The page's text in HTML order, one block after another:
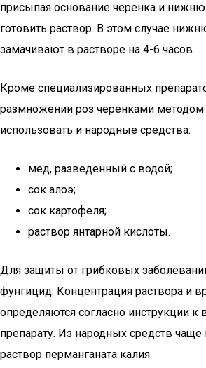
присыпая основание черенка и
готовить раствор. В этом случае
замачивают в растворе на 4-6 часов.
Кроме специализированных
размножении роз черенками
использовать и народные средства:
мед, разведенный с водой;
сок алоэ;
сок картофеля;
раствор янтарной кислоты.
Для защиты от грибковых
фунгицид. Концентрация раствора и
определяются согласно инструкции
препарату. Из народных средств
раствор перманганата калия.